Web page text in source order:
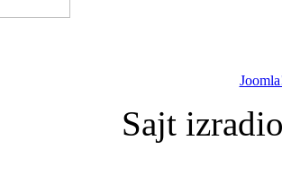
Sajt